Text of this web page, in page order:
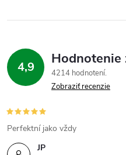
4,9 Hodnotenie
4214 hodnotení
Zobraziť recenzie
JP
Perfektní jako vždy